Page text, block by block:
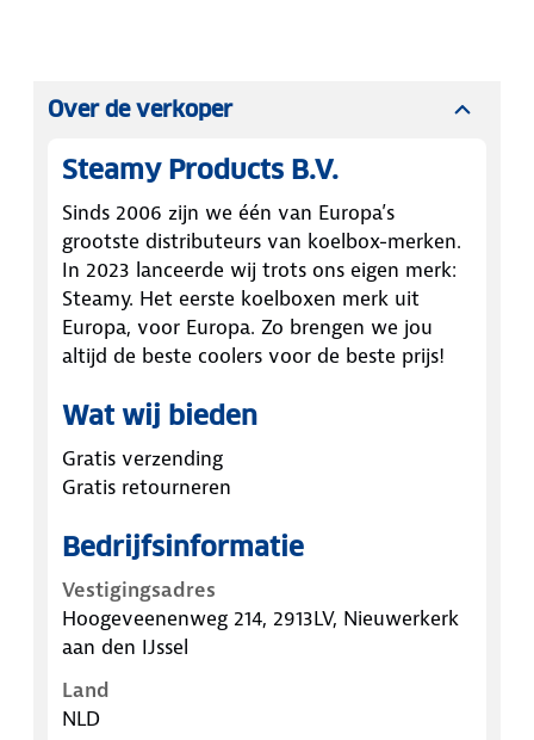
Over de verkoper
Steamy Products B.V.
Sinds 2006 zijn we één van Europa’s
grootste distributeurs van koelbox-merken.
In 2023 lanceerde wij trots ons eigen merk:
Steamy. Het eerste koelboxen merk uit
Europa, voor Europa. Zo brengen we jou
altijd de beste coolers voor de beste prijs!
Wat wij bieden
Gratis verzending
Gratis retourneren
Bedrijfsinformatie
Vestigingsadres
Hoogeveenenweg 214, 2913LV, Nieuwerkerk
aan den IJssel
Land
NLD